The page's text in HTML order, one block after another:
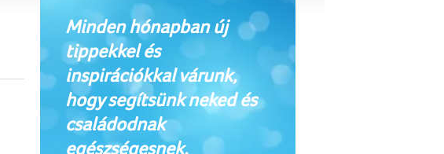
Minden hónapban új
tippekkel és
inspirációkkal várunk,
hogy segítsünk neked és
családodnak
egészségesnek,